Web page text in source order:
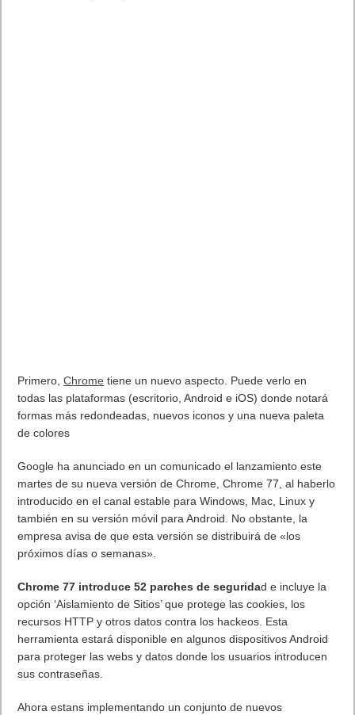
Primero,Chrome tiene un nuevo aspecto. Puede verlo en
todas las plataformas (escritorio, Android e iOS) donde notará
formas más redondeadas, nuevos iconos y una nueva paleta
de colores
Google ha anunciado en un comunicado el lanzamiento este
martes de su nueva versión de Chrome, Chrome 77, al haberlo
introducido en el canal estable para Windows, Mac, Linux y
también en su versión móvil para Android. No obstante, la
empresa avisa de que esta versión se distribuirá de «los
próximos días o semanas».
Chrome 77 introduce 52 parches de seguridad e incluye la
opción ‘Aislamiento de Sitios’ que protege las cookies, los
recursos HTTP y otros datos contra los hackeos. Esta
herramienta estará disponible en algunos dispositivos Android
para proteger las webs y datos donde los usuarios introducen
sus contraseñas.
Ahora estans implementando un conjunto de nuevos